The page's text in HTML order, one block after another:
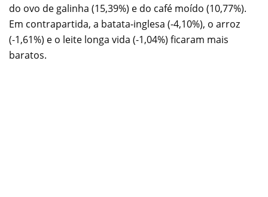
do ovo de galinha (15,39%) e do café moído (10,77%).
Em contrapartida, a batata-inglesa (-4,10%), o arroz
(-1,61%) e o leite longa vida (-1,04%) ficaram mais
baratos.